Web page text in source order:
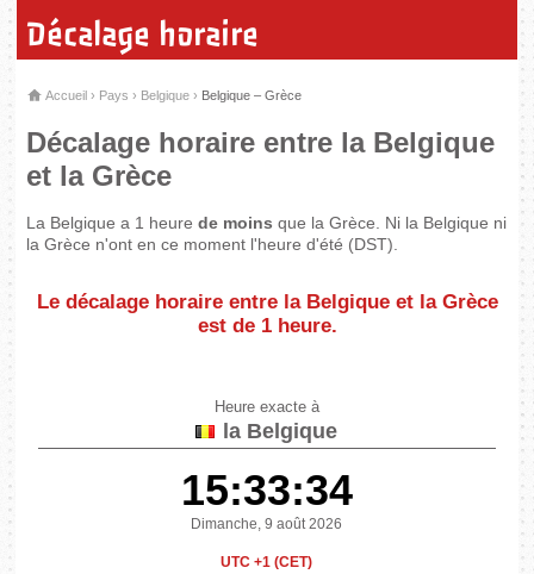
Décalage horaire
Accueil › Pays › Belgique › Belgique – Grèce
Décalage horaire entre la Belgique
et la Grèce
La Belgique a 1 heurede moins que la Grèce. Ni la Belgique ni
la Grèce n'ont en ce moment l'heure d'été (DST).
Le décalage horaire entre la Belgique et la Grèce
est de 1 heure.
Heure exacte à
la Belgique
15:33:34
Dimanche, 9 août 2026
UTC +1 (CET)